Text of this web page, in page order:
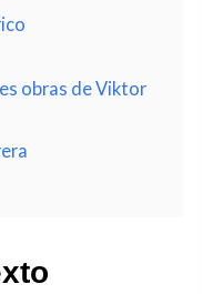
obras de Viktor